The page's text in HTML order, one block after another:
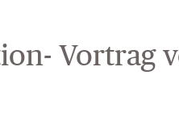
Vortrag